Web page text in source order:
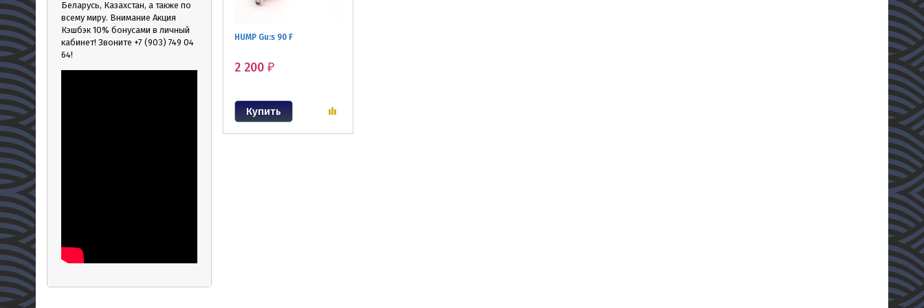
Беларусь, Казахстан, а также по
всему миру. Внимание Акция
Кэшбэк 10% бонусами в личный
кабинет! Звоните +7 (903) 749 04
64!
HUMP Gu:s 90 F
2 200 ₽